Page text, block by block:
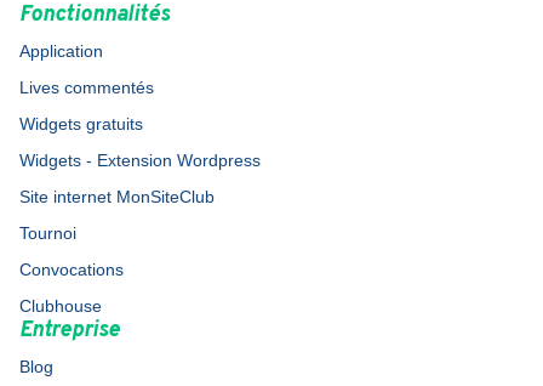
Fonctionnalités
Application
Lives commentés
Widgets gratuits
Widgets - Extension Wordpress
Site internet MonSiteClub
Tournoi
Convocations
Clubhouse
Entreprise
Blog